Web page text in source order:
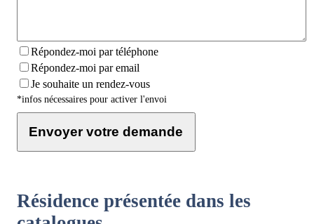
Répondez-moi par téléphone
Répondez-moi par email
Je souhaite un rendez-vous
*infos nécessaires pour activer l'envoi
Envoyer votre demande
Résidence présentée dans les